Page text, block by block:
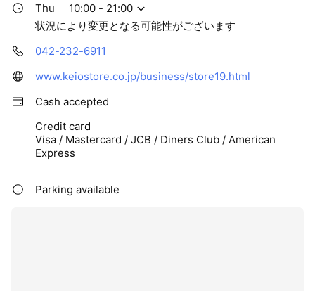
Thu
10:00 - 21:00
状況により変更となる可能性がございます
042-232-6911
www.keiostore.co.jp/business/store19.html
Cash accepted
Credit card
Visa / Mastercard / JCB / Diners Club / American
Express
Parking available